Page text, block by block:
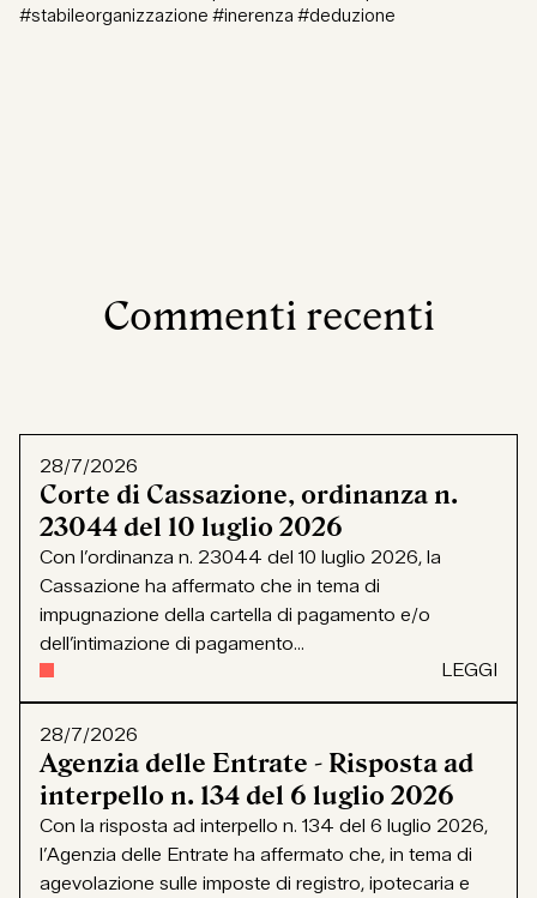
#stabileorganizzazione #inerenza #deduzione
Commenti recenti
28/7/2026
Corte di Cassazione, ordinanza n.
23044 del 10 luglio 2026
Con l’ordinanza n. 23044 del 10 luglio 2026, la
Cassazione ha affermato che in tema di
impugnazione della cartella di pagamento e/o
dell’intimazione di pagamento...
LEGGI
28/7/2026
Agenzia delle Entrate - Risposta ad
interpello n. 134 del 6 luglio 2026
Con la risposta ad interpello n. 134 del 6 luglio 2026,
l’Agenzia delle Entrate ha affermato che, in tema di
agevolazione sulle imposte di registro, ipotecaria e